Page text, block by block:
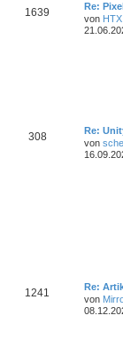
1639
Re:
von HTX
308
Re:
von
1241
Re:
von